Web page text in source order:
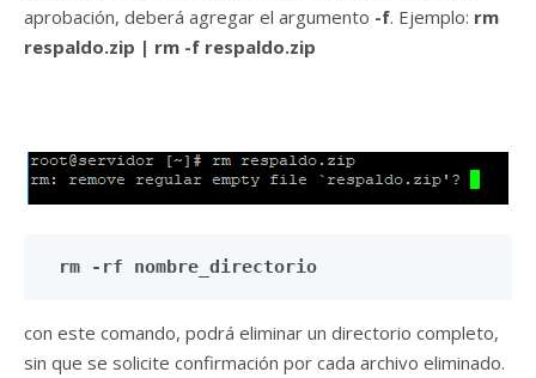
aprobación, deberá agregar el argumento -f. Ejemplo: rm
respaldo.zip | rm -f respaldo.zip
rm -rf nombre_directorio
con este comando, podrá eliminar un directorio completo,
sin que se solicite confirmación por cada archivo eliminado.